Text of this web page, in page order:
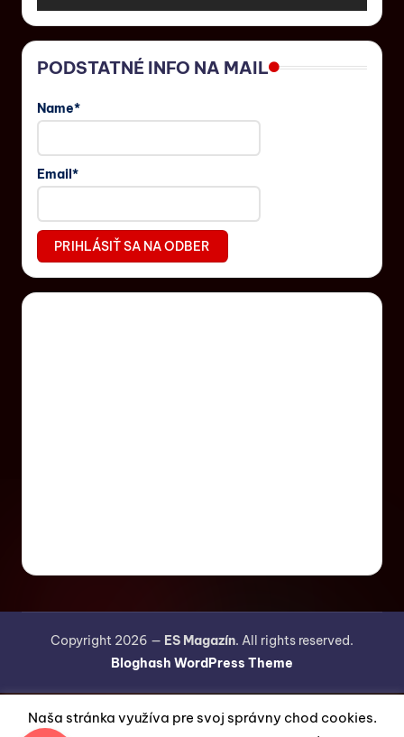
PODSTATNÉ INFO NA MAIL
Name*
Email*
Copyright 2026 — ES Magazín. All rights reserved.
Bloghash WordPress Theme
Naša stránka využíva pre svoj správny chod cookies.